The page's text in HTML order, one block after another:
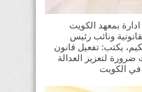
بمعهد الكويت
ونائب رئيس
يكتب: تفعيل قانون
لتعزيز العدالة
في الكويت